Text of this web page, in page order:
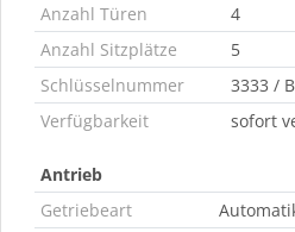
Anzahl Türen
4
Anzahl Sitzplätze
5
Schlüsselnummer
3333 /
Verfügbarkeit
sofort
Antrieb
Getriebeart